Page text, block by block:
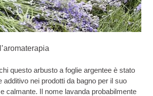
questo arbusto a foglie argentee è stato
additivo nei prodotti da bagno per il suo
calmante. Il nome lavanda probabilmente